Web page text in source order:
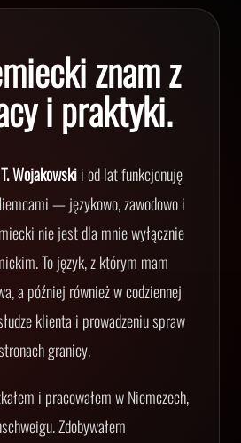
znam z
i praktyki.
Wojakowskii od lat funkcjonuję
— językowo, zawodowo i
nie jest dla mnie wyłącznie
To język, z którym mam
a później również w codziennej
klienta i prowadzeniu spraw
granicy.
i pracowałem w Niemczech,
Zdobywałem